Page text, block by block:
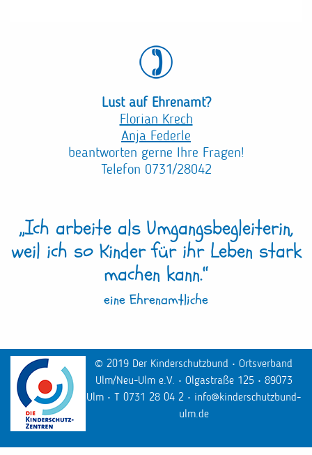
Lust auf Ehrenamt?
Florian Krech
Anja Federle
beantworten gerne Ihre Fragen!
Telefon 0731/28042
„Ich arbeite als Umgangsbegleiterin,
weil ich so Kinder für ihr Leben stark
machen kann.“
eine Ehrenamtliche
© 2019 Der Kinderschutzbund • Ortsverband
Ulm/Neu-Ulm e.V. • Olgastraße 125 • 89073
Ulm • T 0731 28 04 2 • info@kinderschutzbund-
ulm.de